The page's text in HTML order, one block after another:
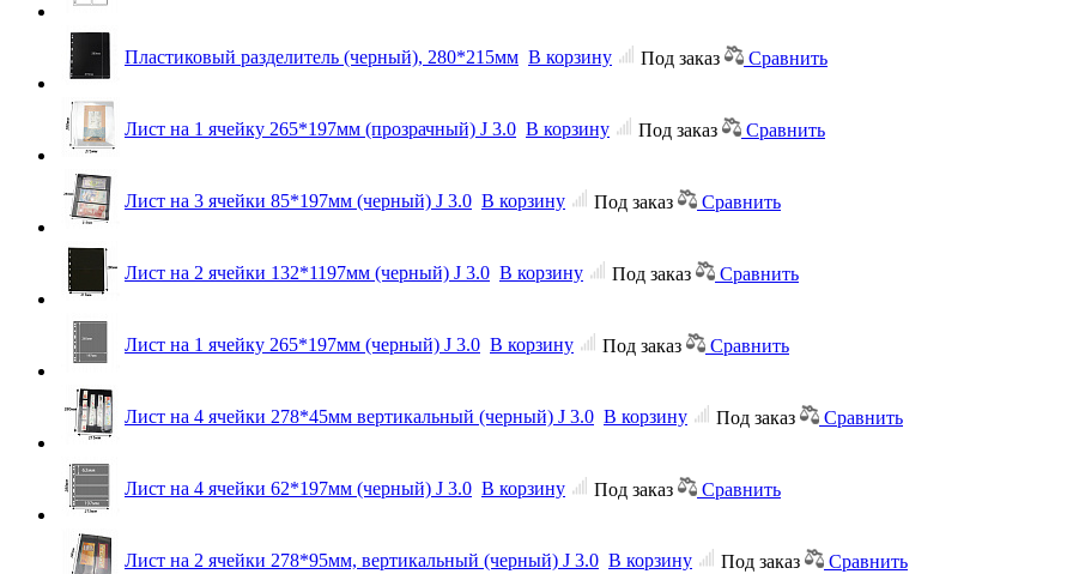
Пластиковый разделитель (черный), 280*215мм В корзину Под заказ Сравнить
Лист на 1 ячейку 265*197мм (прозрачный) J 3.0 В корзину Под заказ Сравнить
Лист на 3 ячейки 85*197мм (черный) J 3.0 В корзину Под заказ Сравнить
Лист на 2 ячейки 132*1197мм (черный) J 3.0 В корзину Под заказ Сравнить
Лист на 1 ячейку 265*197мм (черный) J 3.0 В корзину Под заказ Сравнить
Лист на 4 ячейки 278*45мм вертикальный (черный) J 3.0 В корзину Под заказ Сравнить
Лист на 4 ячейки 62*197мм (черный) J 3.0 В корзину Под заказ Сравнить
Лист на 2 ячейки 278*95мм, вертикальный (черный) J 3.0 В корзину Под заказ Сравнить